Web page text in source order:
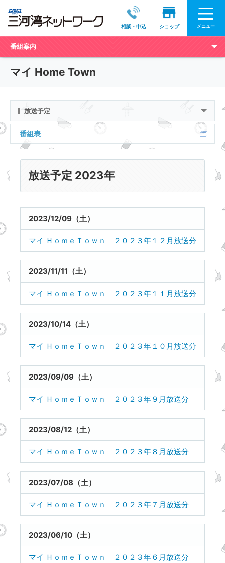
相談・申込 ショップ メニュー
番組案内
マイ Home Town
放送予定
番組表
放送予定 2023年
2023/12/09（土）
マイ ＨｏｍｅＴｏｗｎ ２０２３年１２月放送分
2023/11/11（土）
マイ ＨｏｍｅＴｏｗｎ ２０２３年１１月放送分
2023/10/14（土）
マイ ＨｏｍｅＴｏｗｎ ２０２３年１０月放送分
2023/09/09（土）
マイ ＨｏｍｅＴｏｗｎ ２０２３年９月放送分
2023/08/12（土）
マイ ＨｏｍｅＴｏｗｎ ２０２３年８月放送分
2023/07/08（土）
マイ ＨｏｍｅＴｏｗｎ ２０２３年７月放送分
2023/06/10（土）
マイ ＨｏｍｅＴｏｗｎ ２０２３年６月放送分